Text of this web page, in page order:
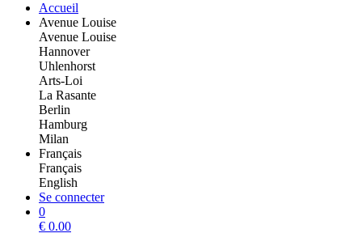
Accueil
Avenue Louise
Avenue Louise
Hannover
Uhlenhorst
Arts-Loi
La Rasante
Berlin
Hamburg
Milan
Français
Français
English
Se connecter
0
€ 0.00